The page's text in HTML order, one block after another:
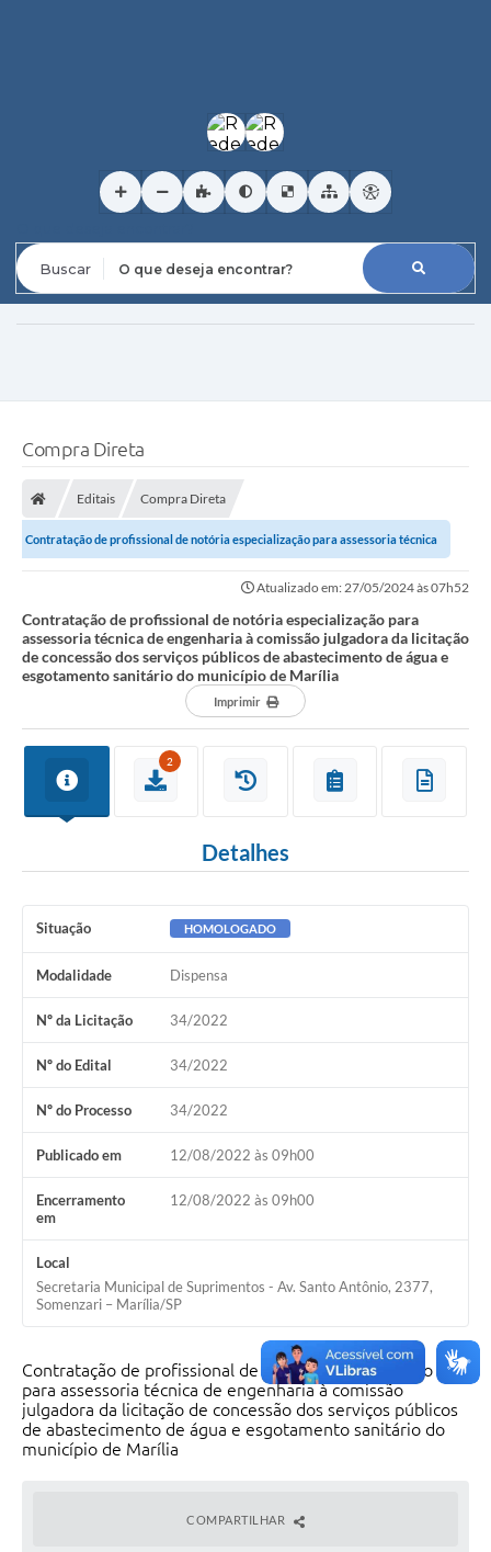
Compra Direta
Editais Compra Direta
Contratação de profissional de notória especialização para assessoria técnica
Atualizado em: 27/05/2024 às 07h52
Contratação de profissional de notória especialização para
assessoria técnica de engenharia à comissão julgadora da licitação
de concessão dos serviços públicos de abastecimento de água e
esgotamento sanitário do município de Marília
Imprimir
2
Detalhes
Situação HOMOLOGADO
Modalidade Dispensa
Nº da Licitação 34/2022
Nº do Edital 34/2022
Nº do Processo 34/2022
Publicado em 12/08/2022 às 09h00
Encerramento
em
12/08/2022 às 09h00
Local
Secretaria Municipal de Suprimentos - Av. Santo Antônio, 2377,
Somenzari – Marília/SP
Contratação de profissional de notória especialização
para assessoria técnica de engenharia à comissão
julgadora da licitação de concessão dos serviços públicos
de abastecimento de água e esgotamento sanitário do
município de Marília
COMPARTILHAR